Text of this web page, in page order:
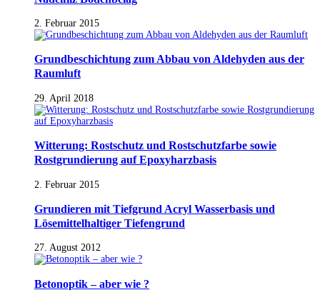
2. Februar 2015
Grundbeschichtung zum Abbau von Aldehyden aus der
Raumluft
29. April 2018
Witterung: Rostschutz und Rostschutzfarbe sowie
Rostgrundierung auf Epoxyharzbasis
2. Februar 2015
Grundieren mit Tiefgrund Acryl Wasserbasis und
Lösemittelhaltiger Tiefengrund
27. August 2012
Betonoptik – aber wie ?